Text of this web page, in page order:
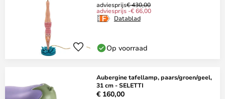
adviesprijs€ 430,00
adviesprijs -€ 66,00
Datablad
Op voorraad
Aubergine tafellamp, paars/groen/geel,
31 cm - SELETTI
€ 160,00